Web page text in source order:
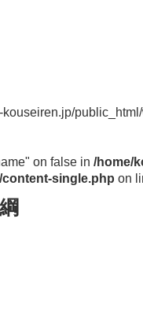
on false in /home/
single.php on